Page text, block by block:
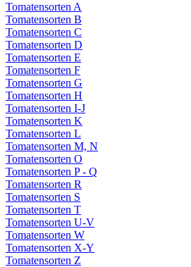
Tomatensorten A
Tomatensorten B
Tomatensorten C
Tomatensorten D
Tomatensorten E
Tomatensorten F
Tomatensorten G
Tomatensorten H
Tomatensorten I-J
Tomatensorten K
Tomatensorten L
Tomatensorten M, N
Tomatensorten O
Tomatensorten P - Q
Tomatensorten R
Tomatensorten S
Tomatensorten T
Tomatensorten U-V
Tomatensorten W
Tomatensorten X-Y
Tomatensorten Z